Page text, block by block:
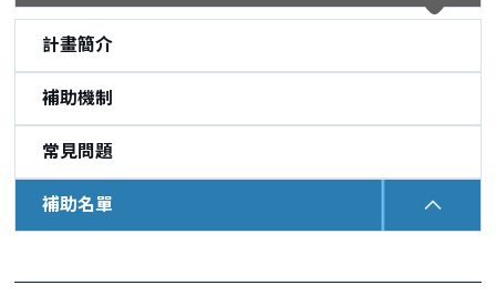
計畫簡介
補助機制
常見問題
補助名單